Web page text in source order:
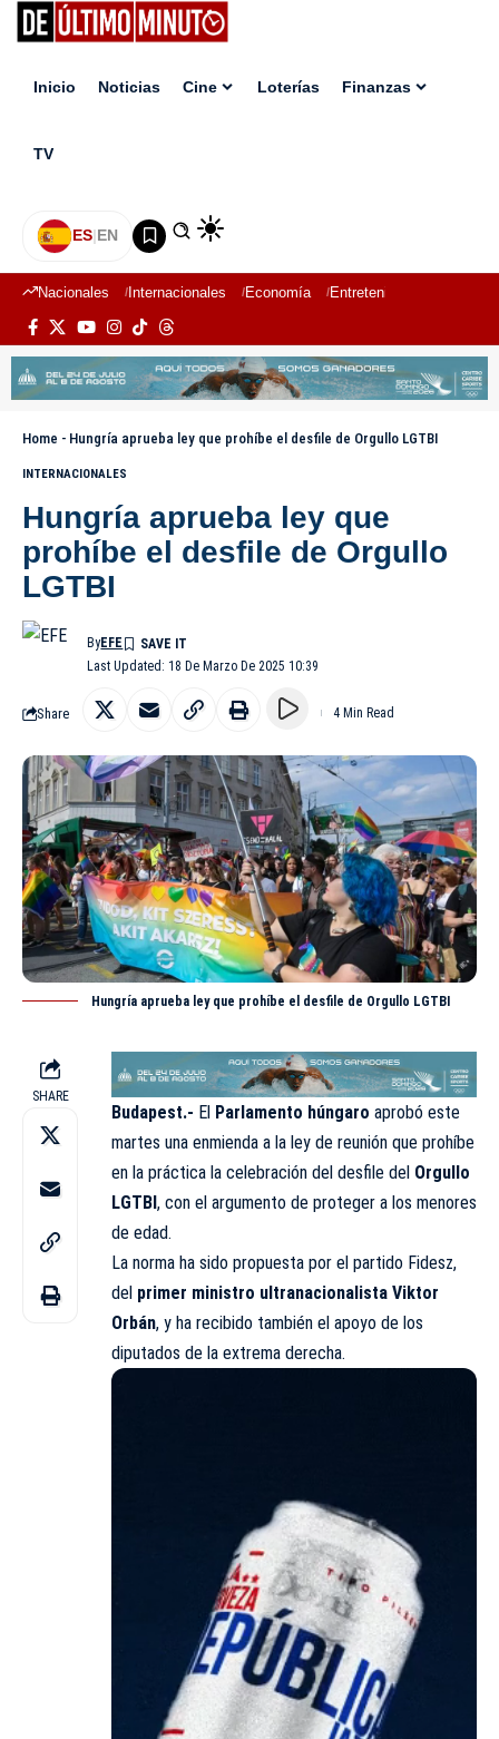
Inicio Noticias Cine Loterías Finanzas
TV
ES|EN
Nacionales Internacionales Economía Entretenimiento
Home - Hungría aprueba ley que prohíbe el desfile de Orgullo LGTBI
INTERNACIONALES
Hungría aprueba ley que
prohíbe el desfile de Orgullo
LGTBI
Last Updated: 18 De Marzo De 2025 10:39
ByEFE
Share 4 Min Read
Hungría aprueba ley que prohíbe el desfile de Orgullo LGTBI
SHARE
Budapest.- El Parlamento húngaro aprobó este
martes una enmienda a la ley de reunión que prohíbe
en la práctica la celebración del desfile del Orgullo
LGTBI, con el argumento de proteger a los menores
de edad.
La norma ha sido propuesta por el partido Fidesz,
del primer ministro ultranacionalista Viktor
Orbán, y ha recibido también el apoyo de los
diputados de la extrema derecha.